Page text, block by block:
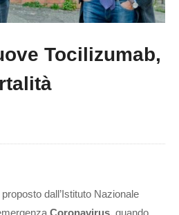
Tocilizumab,
dall’Istituto Nazionale
Coronavirus, quando